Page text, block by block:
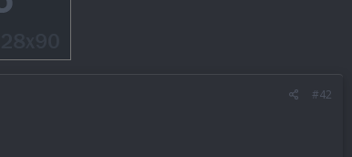
#42